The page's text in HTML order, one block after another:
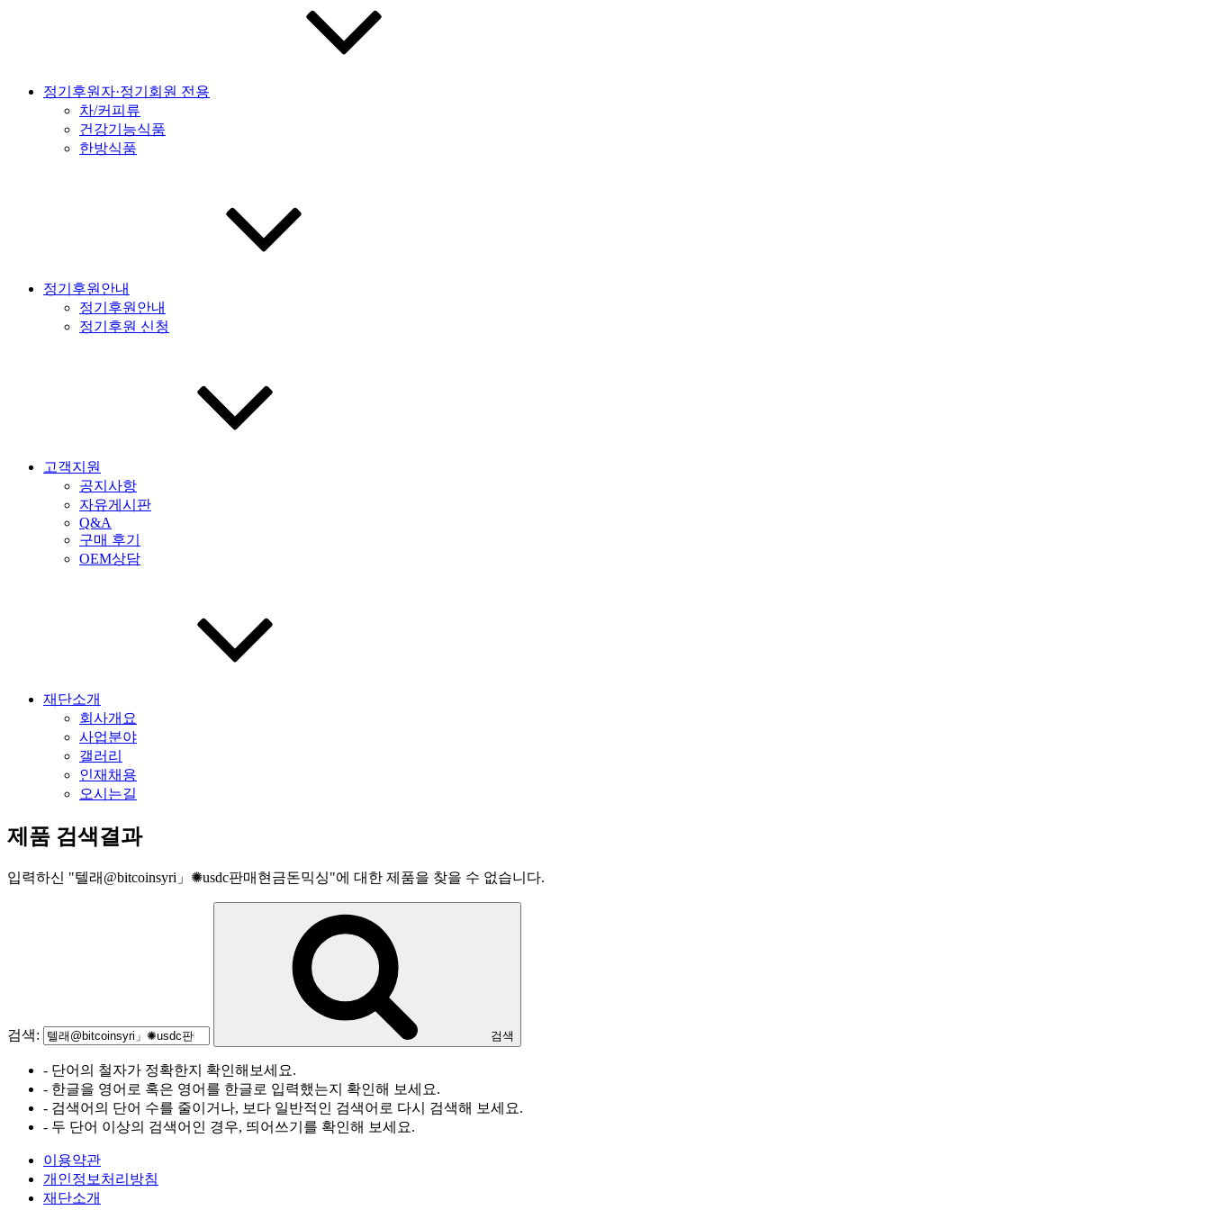
정기후원자·정기회원 전용
차/커피류
건강기능식품
한방식품
정기후원안내
정기후원안내
정기후원 신청
고객지원
공지사항
자유게시판
Q&A
구매 후기
OEM상담
재단소개
회사개요
사업분야
갤러리
인재채용
오시는길
제품 검색결과
입력하신 "텔래@bitcoinsyri」✺usdc판매현금돈믹싱"에 대한 제품을 찾을 수 없습니다.
검색: 검색
- 단어의 철자가 정확한지 확인해보세요.
- 한글을 영어로 혹은 영어를 한글로 입력했는지 확인해 보세요.
- 검색어의 단어 수를 줄이거나, 보다 일반적인 검색어로 다시 검색해 보세요.
- 두 단어 이상의 검색어인 경우, 띄어쓰기를 확인해 보세요.
이용약관
개인정보처리방침
재단소개